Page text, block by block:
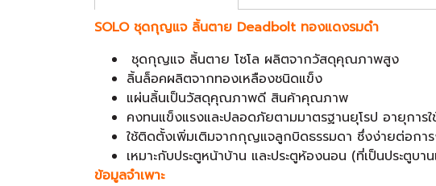
SOLO ชุดกุญแจ ลิ้นตาย Deadbolt ทองแดงรมดำ
ชุดกุญแจ ลิ้นตาย โซโล ผลิตจากวัสดุคุณภาพสูง
ลิ้นล็อคผลิตจากทองเหลืองชนิดแข็ง
แผ่นลิ้นเป็นวัสดุคุณภาพดี สินค้าคุณภาพ
คงทนแข็งแรงและปลอดภัยตามมาตรฐานยุโรป อายุการ
ใช้ติดตั้งเพิ่มเติมจากกุญแจลูกบิดธรรมดา ซึ่งง่ายต่อกา
เหมาะกับประตูหน้าบ้าน และประตูห้องนอน (ที่เป็นประตู
ข้อมูลจำเพาะ